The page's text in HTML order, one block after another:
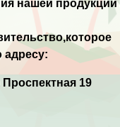
нашей
адресу:
Проспектная 19